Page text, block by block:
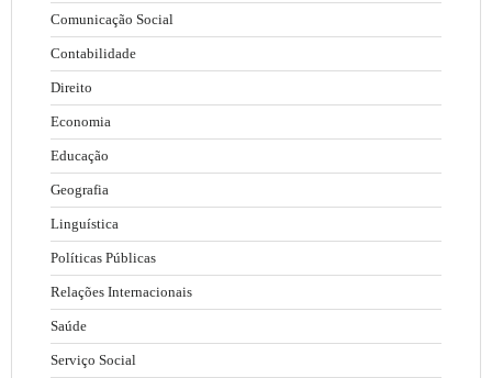
Comunicação Social
Contabilidade
Direito
Economia
Educação
Geografia
Linguística
Políticas Públicas
Relações Internacionais
Saúde
Serviço Social